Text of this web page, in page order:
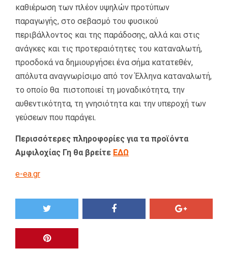
καθιέρωση των πλέον υψηλών προτύπων
παραγωγής, στο σεβασμό του φυσικού
περιβάλλοντος και της παράδοσης, αλλά και στις
ανάγκες και τις προτεραιότητες του καταναλωτή,
προσδοκά να δημιουργήσει ένα σήμα κατατεθέν,
απόλυτα αναγνωρίσιμο από τον Έλληνα καταναλωτή,
το οποίο θα πιστοποιεί τη μοναδικότητα, την
αυθεντικότητα, τη γνησιότητα και την υπεροχή των
γεύσεων που παράγει.
Περισσότερες πληροφορίες για τα προϊόντα
Αμφιλοχίας Γη θα βρείτε ΕΔΩ
e-ea.gr